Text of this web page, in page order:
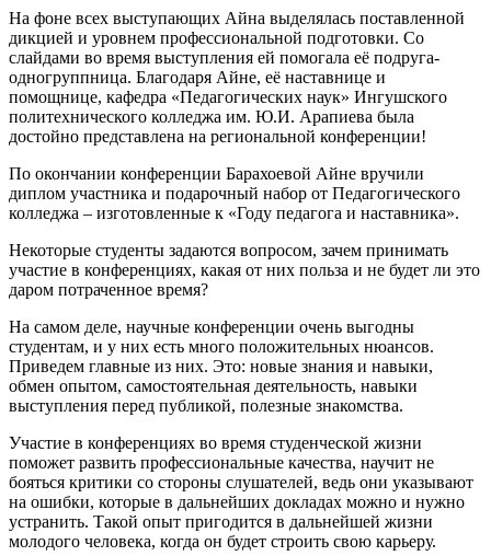
На фоне всех выступающих Айна выделялась поставленной
дикцией и уровнем профессиональной подготовки. Со
слайдами во время выступления ей помогала её подруга-
одногруппница. Благодаря Айне, её наставнице и
помощнице, кафедра «Педагогических наук» Ингушского
политехнического колледжа им. Ю.И. Арапиева была
достойно представлена на региональной конференции!
По окончании конференции Барахоевой Айне вручили
диплом участника и подарочный набор от Педагогического
колледжа – изготовленные к «Году педагога и наставника».
Некоторые студенты задаются вопросом, зачем принимать
участие в конференциях, какая от них польза и не будет ли это
даром потраченное время?
На самом деле, научные конференции очень выгодны
студентам, и у них есть много положительных нюансов.
Приведем главные из них. Это: новые знания и навыки,
обмен опытом, самостоятельная деятельность, навыки
выступления перед публикой, полезные знакомства.
Участие в конференциях во время студенческой жизни
поможет развить профессиональные качества, научит не
бояться критики со стороны слушателей, ведь они указывают
на ошибки, которые в дальнейших докладах можно и нужно
устранить. Такой опыт пригодится в дальнейшей жизни
молодого человека, когда он будет строить свою карьеру.